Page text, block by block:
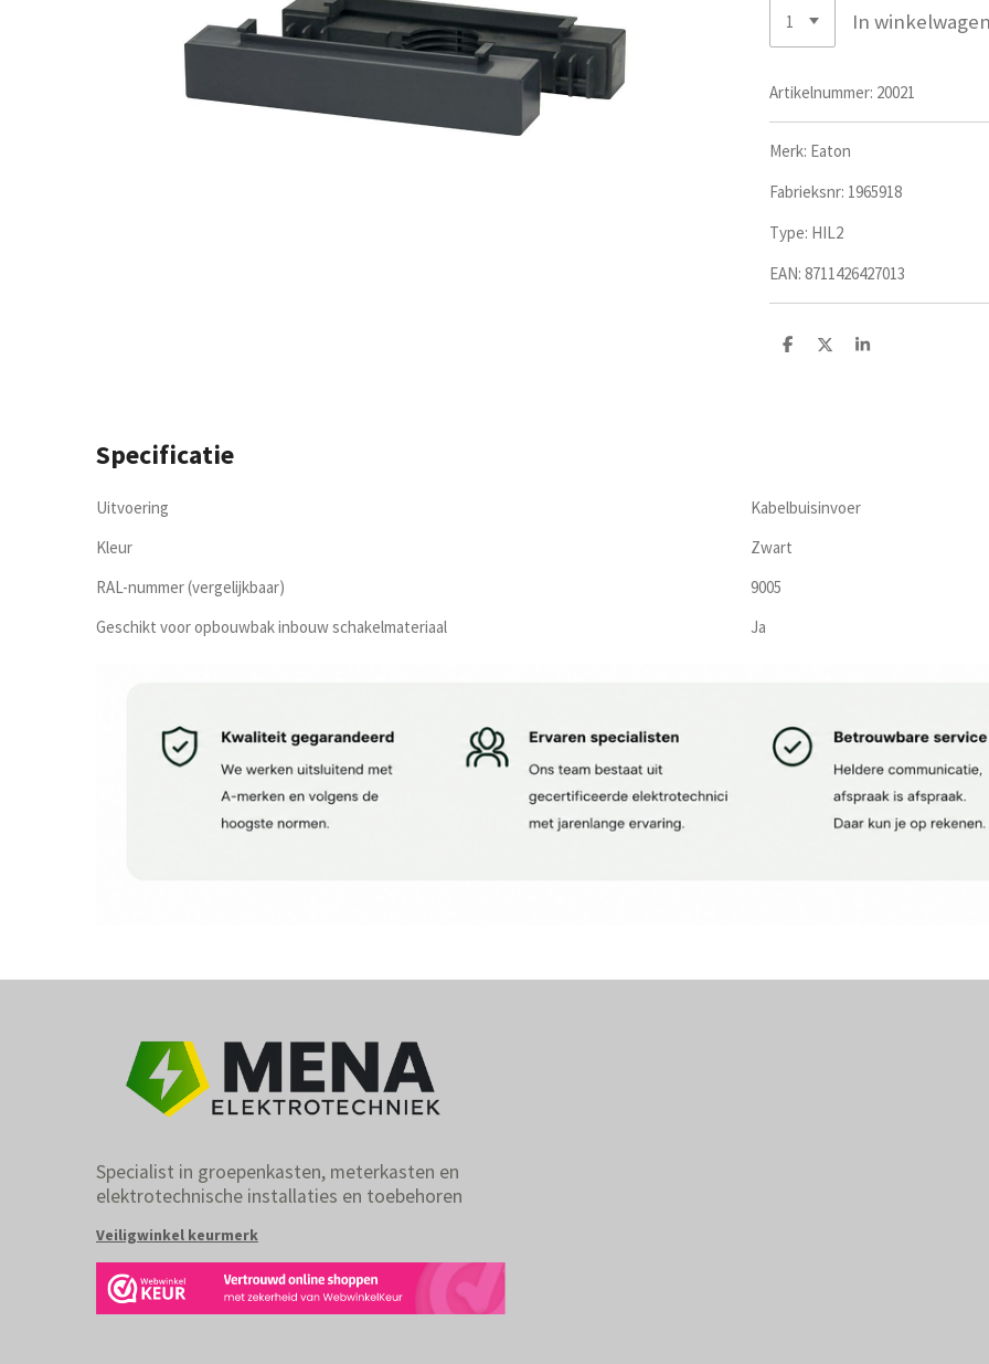
In
Artikelnummer: 20021
Merk: Eaton
Fabrieksnr: 1965918
Type: HIL2
EAN: 8711426427013
D
D
S
Specificatie
Uitvoering
Kabelbuisinvoer
Kleur
Zwart
RAL-nummer (vergelijkbaar)
9005
Geschikt voor opbouwbak inbouw schakelmateriaal
Ja
Specialist in groepenkasten, meterkasten en
elektrotechnische installaties en toebehoren
Veiligwinkel keurmerk